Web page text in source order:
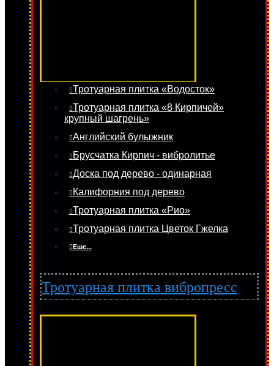
Тротуарная плитка «Водосток»
Тротуарная плитка «8 Кирпичей»
крупный шагрень»
Английский булыжник
Брусчатка Кирпич - вибролитье
Доска под дерево - одинарная
Калифорния под дерево
Тротуарная плитка «Рио»
Тротуарная плитка Цветок Гжелка
Еше...
Тротуарная плитка вибропресс